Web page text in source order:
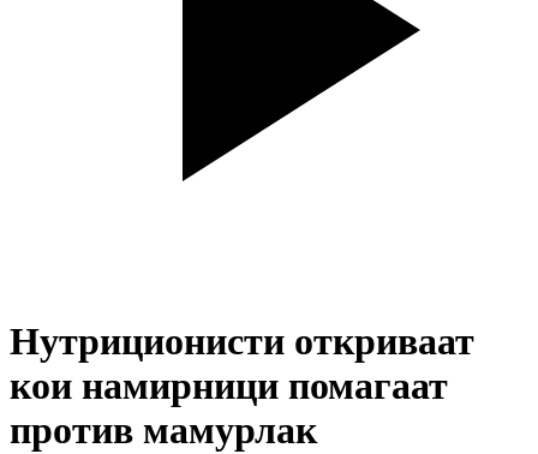
Нутриционисти откриваат
кои намирници помагаат
против мамурлак